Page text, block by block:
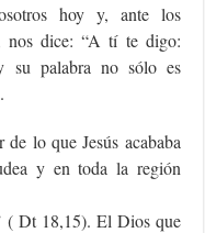
hoy y, ante los
nos dice: “A tí te digo:
su palabra no sólo es
lo que Jesús acababa
y en toda la región
( Dt 18,15). El Dios que